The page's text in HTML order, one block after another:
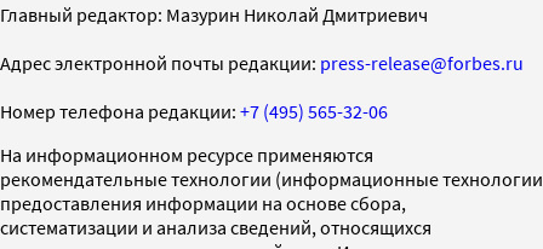
Главный редактор: Мазурин Николай Дмитриевич
Адрес электронной почты редакции: press-release@forbes.ru
Номер телефона редакции: +7 (495) 565-32-06
На информационном ресурсе применяются
рекомендательные технологии (информационные технологии
предоставления информации на основе сбора,
систематизации и анализа сведений, относящихся